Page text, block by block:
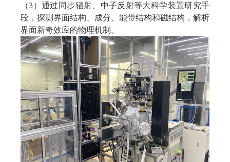
（3）通过同步辐射、中子反射等大科学装置研究手
段，探测界面结构、成分、能带结构和磁结构，解析
界面新奇效应的物理机制。